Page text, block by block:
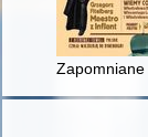
Zapomniane